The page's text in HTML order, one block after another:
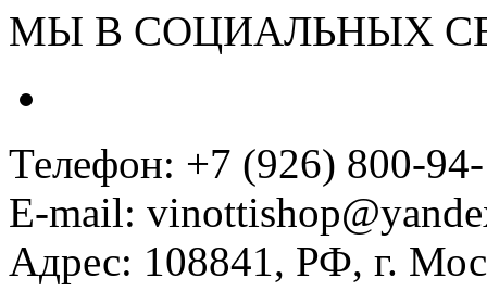
МЫ В СОЦИАЛЬНЫХ
Телефон: +7 (926) 800-
E-mail:
Адрес: 108841, РФ, г.